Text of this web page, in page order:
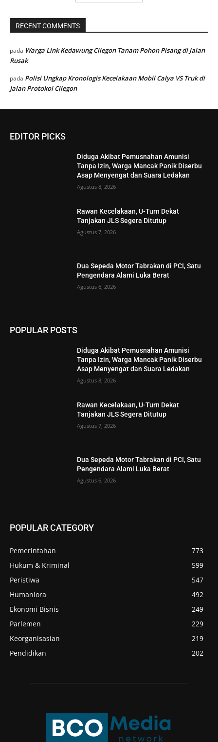
RECENT COMMENTS
pada Warga Link Kedawung Cilegon Tanam Pohon Pisang di Jalan
Rusak
pada Polisi Ungkap Kronologis Kecelakaan Mobil Calya VS Truk di
Jalan Protokol Cilegon
EDITOR PICKS
Diduga Akibat Pemusnahan Amunisi
Tanpa Izin, Warga Mancak Panik Diserbu
Asap Menyengat dan Suara Ledakan
Agustus 8, 2026
Rawan Kecelakaan, U-Turn Dekat
Tanjakan JLS Segera Ditutup
Agustus 7, 2026
Dua Sepeda Motor Tabrakan di PCI, Satu
Pengendara Alami Luka Berat
Agustus 6, 2026
POPULAR POSTS
Diduga Akibat Pemusnahan Amunisi
Tanpa Izin, Warga Mancak Panik Diserbu
Asap Menyengat dan Suara Ledakan
Agustus 8, 2026
Rawan Kecelakaan, U-Turn Dekat
Tanjakan JLS Segera Ditutup
Agustus 7, 2026
Dua Sepeda Motor Tabrakan di PCI, Satu
Pengendara Alami Luka Berat
Agustus 6, 2026
POPULAR CATEGORY
Pemerintahan
773
Hukum & Kriminal
599
Peristiwa
547
Humaniora
492
Ekonomi Bisnis
249
Parlemen
229
Keorganisasian
219
Pendidikan
202